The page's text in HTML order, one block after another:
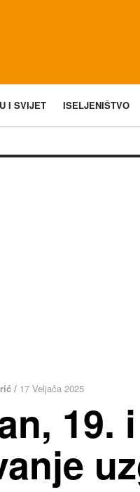
I SVIJET ISELJENIŠTVO
/ 17 Veljača 2025
19.